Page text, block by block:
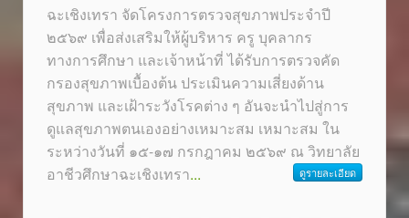
ฉะเชิงเทรา จัดโครงการตรวจสุขภาพประจำปี
๒๕๖๙ เพื่อส่งเสริมให้ผู้บริหาร ครู บุคลากร
ทางการศึกษา และเจ้าหน้าที่ ได้รับการตรวจคัด
กรองสุขภาพเบื้องต้น ประเมินความเสี่ยงด้าน
สุขภาพ และเฝ้าระวังโรคต่าง ๆ อันจะนำไปสู่การ
ดูแลสุขภาพตนเองอย่างเหมาะสม เหมาะสม ใน
ระหว่างวันที่ ๑๕-๑๗ กรกฎาคม ๒๕๖๙ ณ วิทยาลัย
อาชีวศึกษาฉะเชิงเทรา... ดูรายละเอียด